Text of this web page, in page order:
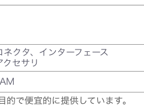
ネクタ、インターフェース
クセサリ
的で便宜的に提供しています。